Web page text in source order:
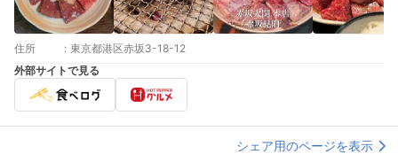
住所 : 東京都港区赤坂3-18-12
外部サイトで見る
シェア用のページを表示